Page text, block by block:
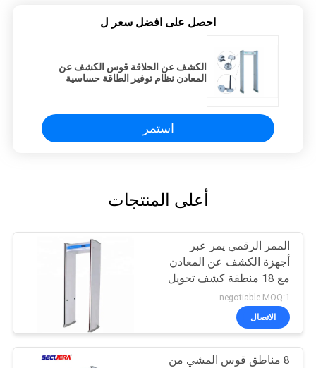
احصل على افضل سعر ل
الكشف عن الحلاقة قوس الكشف عن
المعادن نظام توفير الطاقة حساسية
استمر
أعلى المنتجات
الممر الرقمي يمر عبر
أجهزة الكشف عن المعادن
مع 18 منطقة كشف تحويل
الوظيفة
negotiable MOQ:1
الاتصال
8 مناطق قوس المشي من